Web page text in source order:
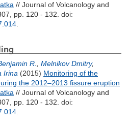
// Journal of Volcanology and
pp. 120 - 132. doi:
R. Melnikov Dmitry,
Irina (2015) Monitoring of the
the 2012–2013 fissure eruption
// Journal of Volcanology and
pp. 120 - 132. doi: